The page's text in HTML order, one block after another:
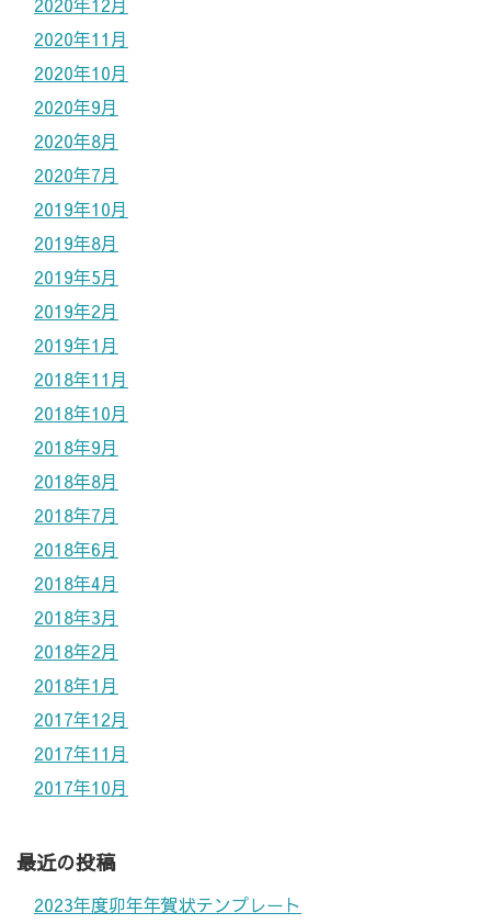
2020年11月
2020年10月
2020年9月
2020年8月
2020年7月
2019年10月
2019年8月
2019年5月
2019年2月
2019年1月
2018年11月
2018年10月
2018年9月
2018年8月
2018年7月
2018年6月
2018年4月
2018年3月
2018年2月
2018年1月
2017年12月
2017年11月
2017年10月
最近の投稿
2023年度卯年年賀状テンプレート